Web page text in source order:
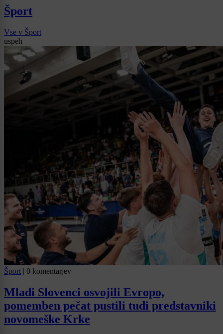
Šport
Vse v Šport
uspeh
Šport | 0 komentarjev
Mladi Slovenci osvojili Evropo,
pomemben pečat pustili tudi predstavniki
novomeške Krke